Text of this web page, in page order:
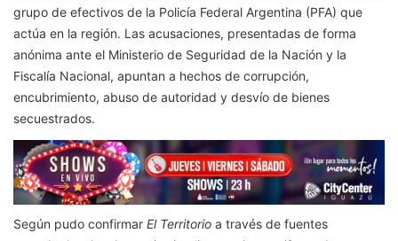
grupo de efectivos de la Policía Federal Argentina (PFA) que
actúa en la región. Las acusaciones, presentadas de forma
anónima ante el Ministerio de Seguridad de la Nación y la
Fiscalía Nacional, apuntan a hechos de corrupción,
encubrimiento, abuso de autoridad y desvío de bienes
secuestrados.
Según pudo confirmar El Territorio a través de fuentes